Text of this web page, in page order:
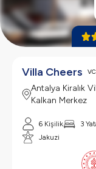
Villa Cheers
Antalya Kiralık
Kalkan Merkez
6 Kişilik 3
Jakuzi